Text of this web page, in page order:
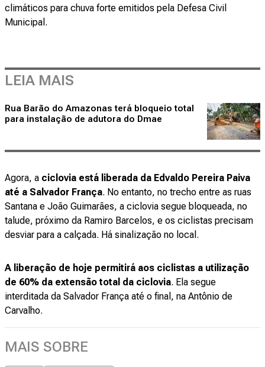
climáticos para chuva forte emitidos pela Defesa Civil
Municipal.
LEIA MAIS
Rua Barão do Amazonas terá bloqueio total
para instalação de adutora do Dmae
Agora, a ciclovia está liberada da Edvaldo Pereira Paiva
até a Salvador França. No entanto, no trecho entre as ruas
Santana e João Guimarães, a ciclovia segue bloqueada, no
talude, próximo da Ramiro Barcelos, e os ciclistas precisam
desviar para a calçada. Há sinalização no local.
A liberação de hoje permitirá aos ciclistas a utilização
de 60% da extensão total da ciclovia. Ela segue
interditada da Salvador França até o final, na Antônio de
Carvalho.
MAIS SOBRE